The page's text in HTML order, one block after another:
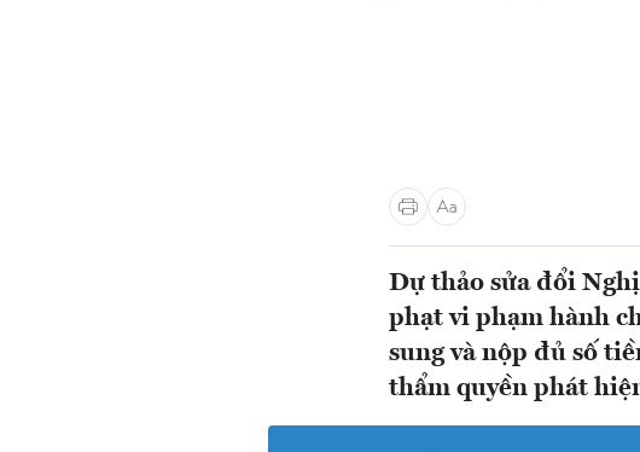
Dự thảo sửa đổi
phạt vi phạm hành
sung và nộp đủ số
thẩm quyền phát